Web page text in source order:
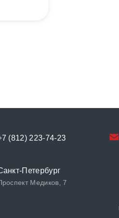
(812) 223-74-23
Петербург
Медиков, 7